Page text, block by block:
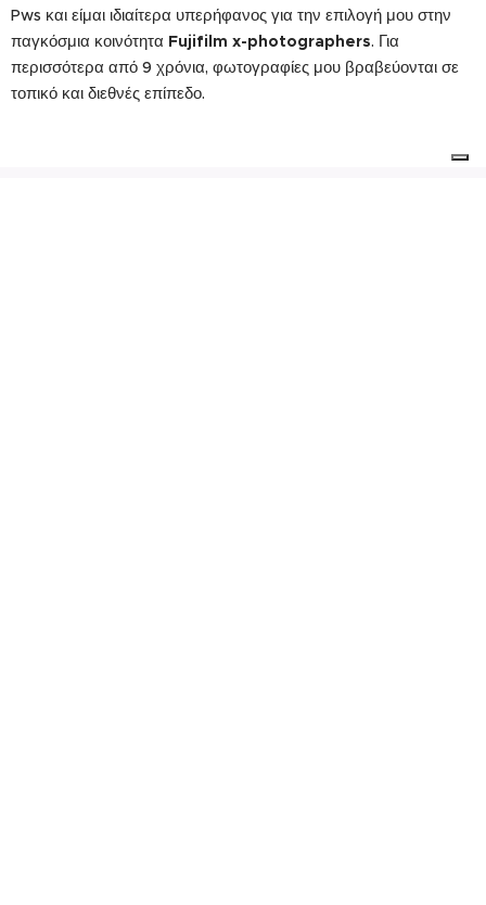
Pws και είμαι ιδιαίτερα υπερήφανος για την επιλογή μου στην
παγκόσμια κοινότητα Fujifilm x-photographers. Για
περισσότερα από 9 χρόνια, φωτογραφίες μου βραβεύονται σε
τοπικό και διεθνές επίπεδο.